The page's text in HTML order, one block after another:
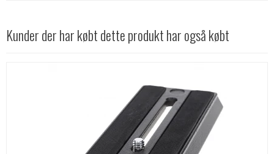
Kunder der har købt dette produkt har også købt